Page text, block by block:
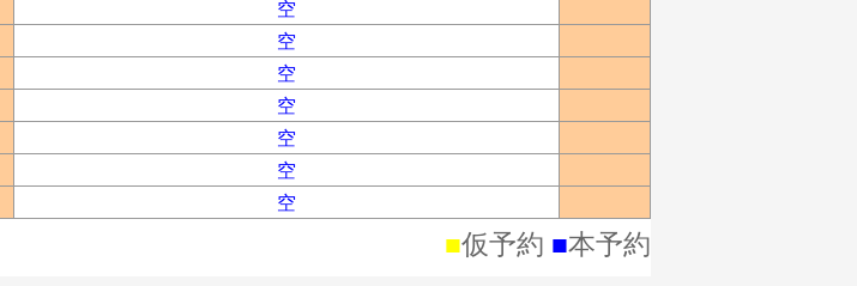
空
空
空
空
空
空
空
■仮予約 ■本予約